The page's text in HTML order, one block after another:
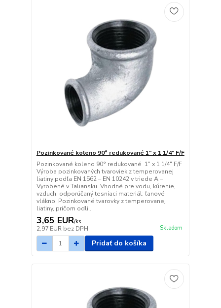
Pozinkované koleno 90° redukované 1" x 1 1/4" F/F
Pozinkované koleno 90° redukované 1" x 1 1/4" F/F
Výroba pozinkovaných tvaroviek z temperovanej
liatiny podľa EN 1562 – EN 10242 v triede A –
Vyrobené v Taliansku. Vhodné pre vodu, kúrenie,
vzduch, odporúčaný tesniaci materiál: ľanové
vlákno. Pozinkované tvarovky z temperovanej
liatiny, pričom odli...
3,65 EUR/ks
2,97 EUR bez DPH Skladom
Pridať do košíka